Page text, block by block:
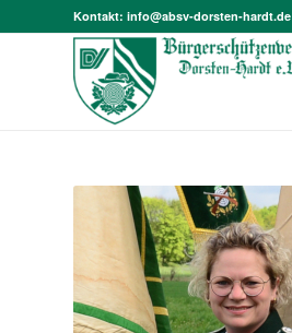
Kontakt: info@absv-dorsten-hardt.de